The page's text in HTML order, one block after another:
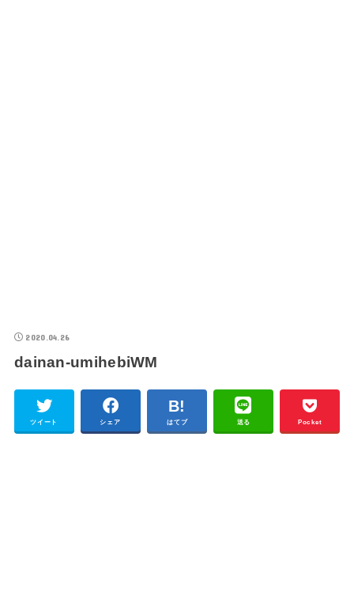
2020.04.26
dainan-umihebiWM
ツイート シェア はてブ 送る Pocket